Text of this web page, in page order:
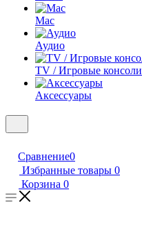
Mac
Аудио
TV / Игровые консоли
Аксессуары
Сравнение0
Избранные товары 0
Корзина 0